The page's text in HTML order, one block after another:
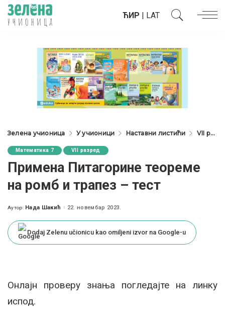
ЋИР | LAT
Зелена учионица У учионици Наставни листићи VII разред
Математика 7 VII разред
Примена Питагорине теореме
на ромб и трапез – тест
Posted
Аутор: Нада Шакић 22. новембар 2023.
Dodaj Zelenu učionicu kao omiljeni izvor na Google-u
Онлајн проверу знања погледајте на линку
испод.